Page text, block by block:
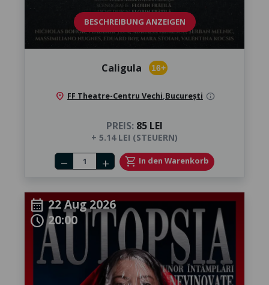
BESCHREIBUNG ANZEIGEN
Caligula 16+
location_on FF Theatre-Centru Vechi București info
PREIS: 85 LEI
+ 5.14 LEI (STEUERN)
Number of tickets
remove add shopping_cart In den Warenkorb
calendar_month22 Aug 2026
schedule20:00